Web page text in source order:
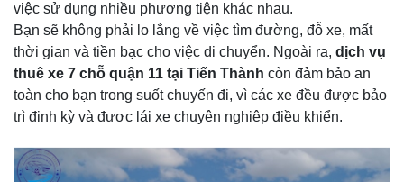
việc sử dụng nhiều phương tiện khác nhau.
Bạn sẽ không phải lo lắng về việc tìm đường, đỗ xe, mất
thời gian và tiền bạc cho việc di chuyển. Ngoài ra, dịch vụ
thuê xe 7 chỗ quận 11 tại Tiến Thành còn đảm bảo an
toàn cho bạn trong suốt chuyến đi, vì các xe đều được bảo
trì định kỳ và được lái xe chuyên nghiệp điều khiển.